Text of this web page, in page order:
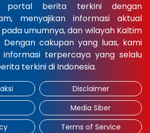
portal berita terkini dengan
menyajikan informasi aktual
umumnya, dan wilayah Kaltim
Dengan cakupan yang luas, kami
informasi terpercaya yang selalu
terkini di Indonesia.
Disclaimer
Media Siber
Terms of Service